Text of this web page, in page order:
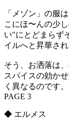
「メゾン」の服
こにほ〜んの少
い"にとどまらず
イルへと昇華され
そう、お洒落は
スパイスの効か
く異なるのです。
PAGE 3
◆ エルメス